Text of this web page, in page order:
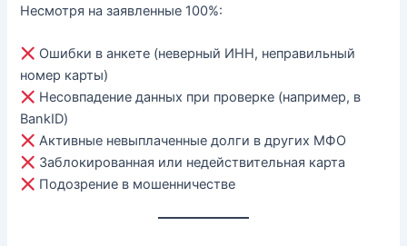
Несмотря на заявленные 100%:
Ошибки в анкете (неверный ИНН, неправильный
номер карты)
Несовпадение данных при проверке (например, в
BankID)
Активные невыплаченные долги в других МФО
Заблокированная или недействительная карта
Подозрение в мошенничестве